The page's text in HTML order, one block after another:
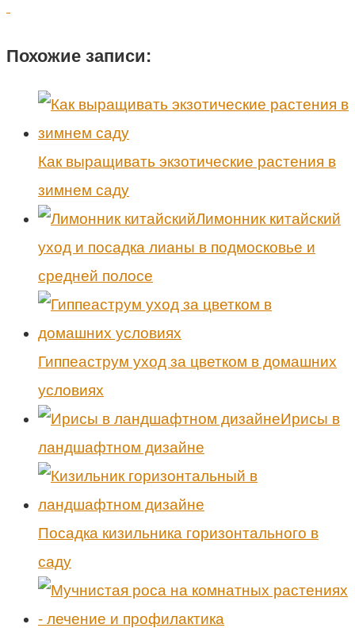
Похожие записи:
Как выращивать экзотические растения в
зимнем саду
Лимонник китайский
уход и посадка лианы в подмосковье и
средней полосе
Гиппеаструм уход за цветком в домашних
условиях
Ирисы в
ландшафтном дизайне
Посадка кизильника горизонтального в
саду